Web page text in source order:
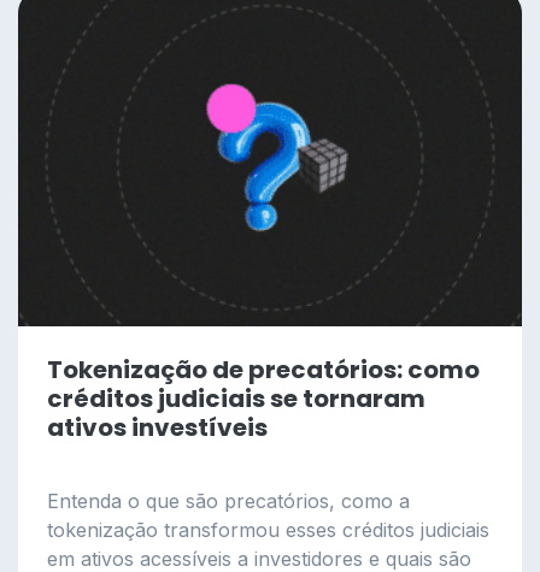
Tokenização de precatórios: como
créditos judiciais se tornaram
ativos investíveis
Entenda o que são precatórios, como a
tokenização transformou esses créditos judiciais
em ativos acessíveis a investidores e quais são